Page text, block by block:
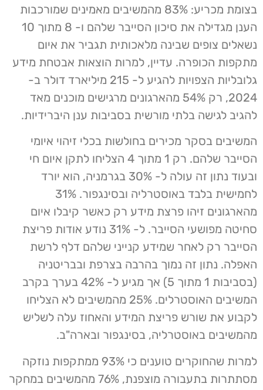
בצומת מכריע: 83% מהמשיבים מאמינים שמורכבות
הענן מגדילה את סיכון הסייבר שלהם ו- 8 מתוך 10
נשאלים צופים שבינה מלאכותית תגביר את איום
מתקפות הכופרה. עדיין, למרות הוצאות אבטחת מידע
גלובליות הצפויות להגיע ל- 215 מיליארד דולר ב-
2024, רק 54% מהארגונים מרגישים מוכנים מאד
להגיב לגישה בלתי מורשית בסביבות ענן היברידיות.
המשיבים בסקר מכירים בחולשות בכלי זיהוי איומי
הסייבר שלהם. רק 1 מתוך 4 הצליחו לתקן איום חי
ובעוד נתון זה עולה ל- 30% בגרמניה, הוא יורד
לחמישית בלבד באוסטרליה ובסינגפור. 31%
מהארגונים זיהו פרצת מידע רק כאשר קיבלו איום
סחיטה מפושעי הסייבר. ל- 31% נודע אודות פריצת
הסייבר רק לאחר שמידע קנייני שלהם דלף לרשת
האפלה. נתון זה נמוך בהרבה בצרפת ובבריטניה
(בסביבות 1 מתוך 5) אך מגיע ל- 42% בערך בקרב
המשיבים האוסטרלים. 25% מהמשיבים לא הצליחו
לקבוע את שורש פריצת המידע והאחוז עלה לשליש
מהמשיבים באוסטרליה, בסינגפור ובארה"ב.
למרות שהחוקרים טוענים כי 93% ממתקפות נוזקה
מסתתרות בתעבורה מוצפנת, 76% מהמשיבים במחקר